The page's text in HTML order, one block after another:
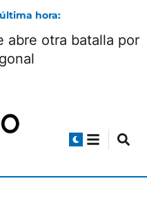
hora:
abre otra batalla por